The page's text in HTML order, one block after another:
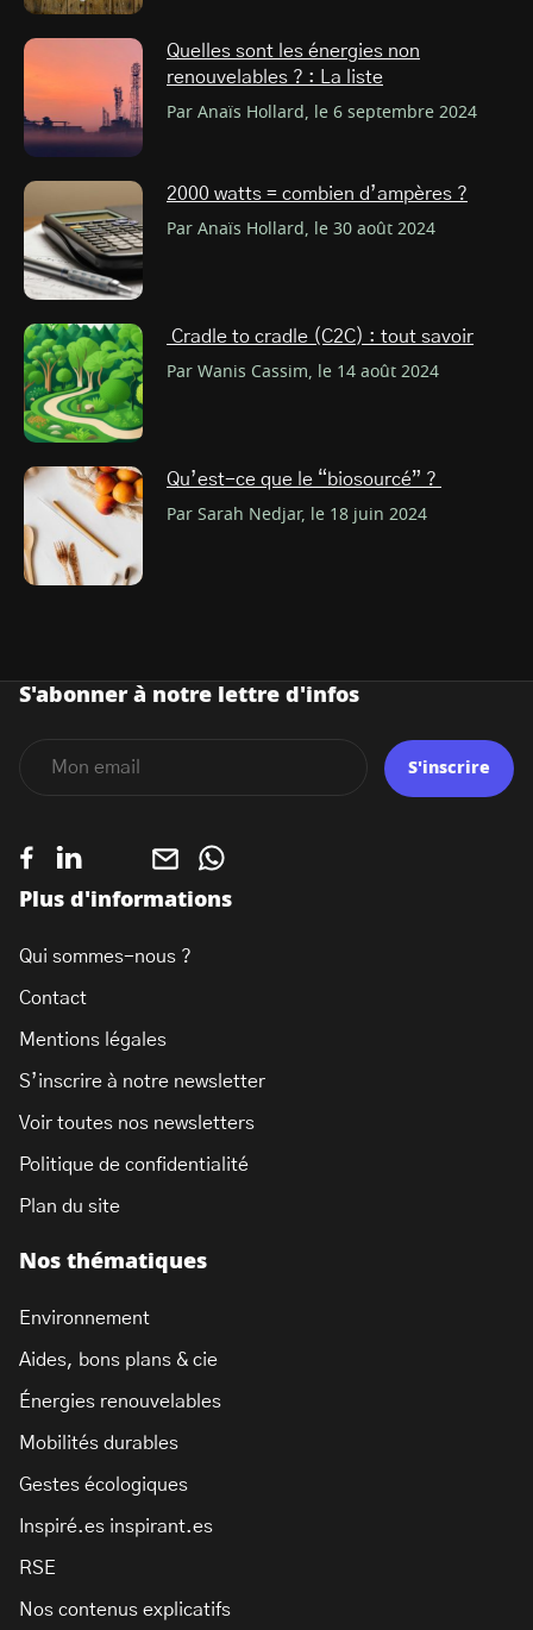
Quelles sont les énergies non
renouvelables ? : La liste
Par Anaïs Hollard, le 6 septembre 2024
2000 watts = combien d’ampères ?
Par Anaïs Hollard, le 30 août 2024
Cradle to cradle (C2C) : tout savoir
Par Wanis Cassim, le 14 août 2024
Qu’est-ce que le “biosourcé” ?
Par Sarah Nedjar, le 18 juin 2024
Nos thématiques
Environnement
Aides, bons plans & cie
Énergies renouvelables
Mobilités durables
Gestes écologiques
Inspiré.es inspirant.es
RSE
Nos contenus explicatifs
Plus d'informations
Qui sommes-nous ?
Contact
Mentions légales
S’inscrire à notre newsletter
Voir toutes nos newsletters
Politique de confidentialité
Plan du site
S'abonner à notre lettre d'infos
S'inscrire